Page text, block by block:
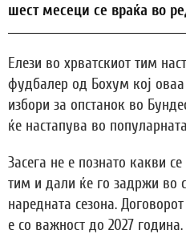
шест месеци се враќа во
Елези во хрватскиот тим
фудбалер од Бохум кој оваа
избори за опстанок во
ќе настапува во
Засега не е познато какви
тим и дали ќе го задржи во
наредната сезона.
е со важност до 2027 година.